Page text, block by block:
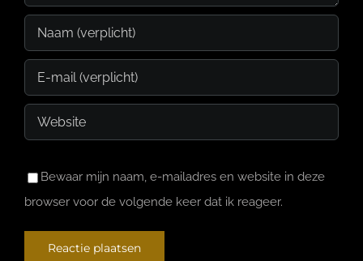
Bewaar mijn naam, e-mailadres en website in deze
browser voor de volgende keer dat ik reageer.